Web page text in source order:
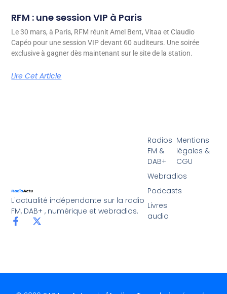
RFM : une session VIP à Paris
Le 30 mars, à Paris, RFM réunit Amel Bent, Vitaa et Claudio
Capéo pour une session VIP devant 60 auditeurs. Une soirée
exclusive à gagner dès maintenant sur le site de la station.
Lire Cet Article
L'actualité indépendante sur la radio
FM, DAB+ , numérique et webradios.
Radios
FM &
DAB+
Webradios
Podcasts
Livres
audio
Mentions
légales &
CGU